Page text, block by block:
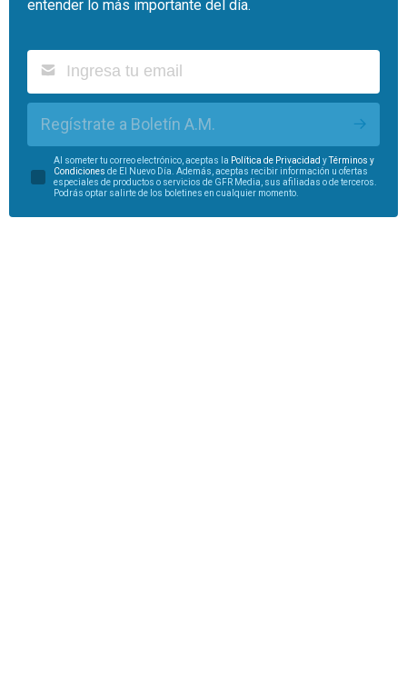
entender lo más importante del día.
Regístrate a Boletín A.M.
Al someter tu correo electrónico, aceptas la Política de Privacidad yTérminos y
Condiciones de El Nuevo Día. Además, aceptas recibir información u ofertas
especiales de productos o servicios de GFR Media, sus afiliadas o de terceros.
Podrás optar salirte de los boletines en cualquier momento.